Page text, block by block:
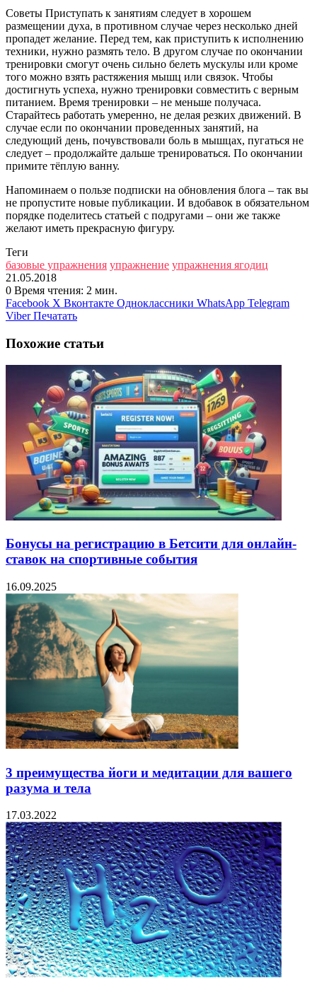
Советы Приступать к занятиям следует в хорошем
размещении духа, в противном случае через несколько дней
пропадет желание. Перед тем, как приступить к исполнению
техники, нужно размять тело. В другом случае по окончании
тренировки смогут очень сильно белеть мускулы или кроме
того можно взять растяжения мышц или связок. Чтобы
достигнуть успеха, нужно тренировки совместить с верным
питанием. Время тренировки – не меньше получаса.
Старайтесь работать умеренно, не делая резких движений. В
случае если по окончании проведенных занятий, на
следующий день, почувствовали боль в мышцах, пугаться не
следует – продолжайте дальше тренироваться. По окончании
примите тёплую ванну.
Напоминаем о пользе подписки на обновления блога – так вы
не пропустите новые публикации. И вдобавок в обязательном
порядке поделитесь статьей с подругами – они же также
желают иметь прекрасную фигуру.
Теги
базовые упражнения упражнение упражнения ягодиц
21.05.2018
0 Время чтения: 2 мин.
Facebook X Вконтакте Одноклассники WhatsApp Telegram
Viber Печатать
Похожие статьи
Бонусы на регистрацию в Бетсити для онлайн-
ставок на спортивные события
16.09.2025
3 преимущества йоги и медитации для вашего
разума и тела
17.03.2022